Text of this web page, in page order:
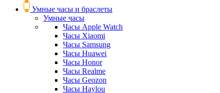
Умные часы и браслеты
Умные часы
Часы Apple Watch
Часы Xiaomi
Часы Samsung
Часы Huawei
Часы Honor
Часы Realme
Часы Geozon
Часы Haylou